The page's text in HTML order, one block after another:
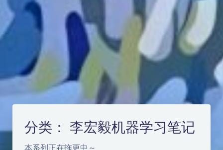
分类： 李宏毅机器学习笔记
本系列正在拖更中～